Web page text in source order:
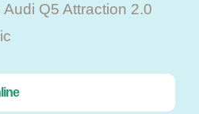
Q5 Attraction 2.0